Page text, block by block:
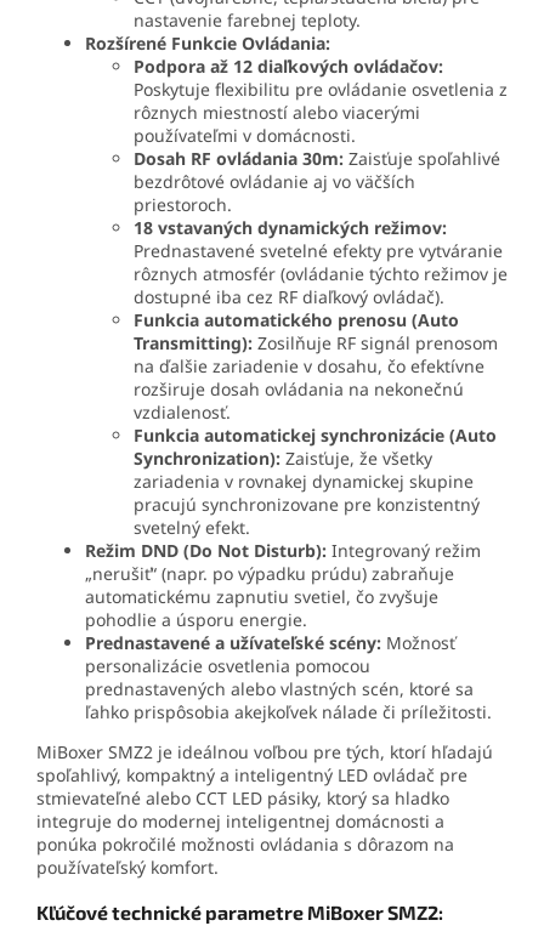
nastavenie farebnej teploty.
Rozšírené Funkcie Ovládania:
Podpora až 12 diaľkových ovládačov:
Poskytuje flexibilitu pre ovládanie osvetlenia z
rôznych miestností alebo viacerými
používateľmi v domácnosti.
Dosah RF ovládania 30m: Zaisťuje spoľahlivé
bezdrôtové ovládanie aj vo väčších
priestoroch.
18 vstavaných dynamických režimov:
Prednastavené svetelné efekty pre vytváranie
rôznych atmosfér (ovládanie týchto režimov je
dostupné iba cez RF diaľkový ovládač).
Funkcia automatického prenosu (Auto
Transmitting): Zosilňuje RF signál prenosom
na ďalšie zariadenie v dosahu, čo efektívne
rozširuje dosah ovládania na nekonečnú
vzdialenosť.
Funkcia automatickej synchronizácie (Auto
Synchronization): Zaisťuje, že všetky
zariadenia v rovnakej dynamickej skupine
pracujú synchronizovane pre konzistentný
svetelný efekt.
Režim DND (Do Not Disturb): Integrovaný režim
„nerušiť“ (napr. po výpadku prúdu) zabraňuje
automatickému zapnutiu svetiel, čo zvyšuje
pohodlie a úsporu energie.
Prednastavené a užívateľské scény: Možnosť
personalizácie osvetlenia pomocou
prednastavených alebo vlastných scén, ktoré sa
ľahko prispôsobia akejkoľvek nálade či príležitosti.
MiBoxer SMZ2 je ideálnou voľbou pre tých, ktorí hľadajú
spoľahlivý, kompaktný a inteligentný LED ovládač pre
stmievateľné alebo CCT LED pásiky, ktorý sa hladko
integruje do modernej inteligentnej domácnosti a
ponúka pokročilé možnosti ovládania s dôrazom na
používateľský komfort.
Kľúčové technické parametre MiBoxer SMZ2: